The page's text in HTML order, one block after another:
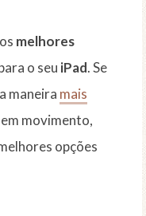
melhores
o seu iPad. Se
maneira mais
movimento,
opções